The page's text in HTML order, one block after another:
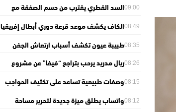
09:00السد القطري يقترب من حسم الصفقة مع
08:49الكاف يكشف موعد قرعة دوري أبطال إفريقيا
08:35طبيبة عيون تكشف أسباب ارتعاش الجفن
08:26ريال مدريد يرحب بتراجع “فيفا” عن مشروع
08:15وصفات طبيعية تساعد على تكثيف الحواجب
08:12واتساب يطلق ميزة جديدة لتحرير مساحة